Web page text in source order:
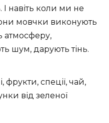
навіть коли ми не
мовчки виконують
атмосферу,
шум, дарують тінь.
фрукти, спеції, чай,
від зеленої